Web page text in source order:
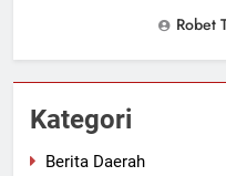
Robet
Kategori
Berita Daerah